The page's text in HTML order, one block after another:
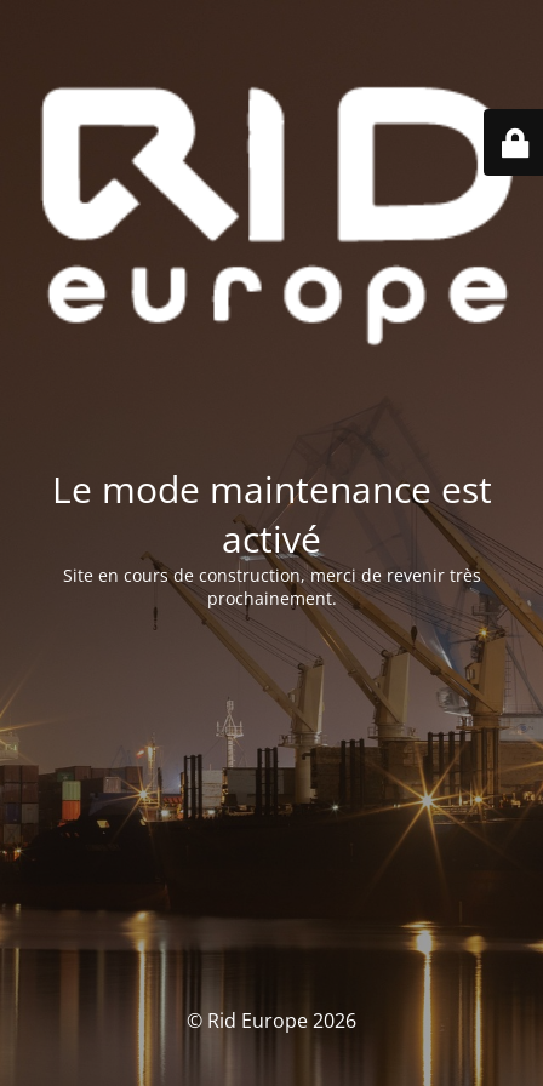
Le mode maintenance est
activé
Site en cours de construction, merci de revenir très
prochainement.
© Rid Europe 2026